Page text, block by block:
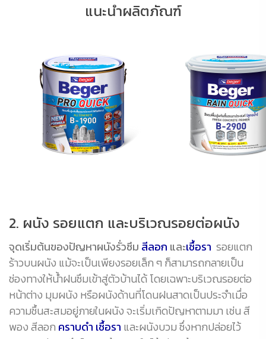
แนะนำผลิตภัณฑ์
2. ผนัง รอยแตก และบริเวณรอยต่อผนัง
จุดเริ่มต้นของปัญหาผนังรั่วซึม สีลอก และเชื้อรา รอยแตก
ร้าวบนผนัง แม้จะเป็นเพียงรอยเล็ก ๆ ก็สามารถกลายเป็น
ช่องทางให้น้ำฝนซึมเข้าสู่ตัวบ้านได้ โดยเฉพาะบริเวณรอยต่อ
หน้าต่าง มุมผนัง หรือผนังด้านที่โดนฝนสาดเป็นประจำเมื่อ
ความชื้นสะสมอยู่ภายในผนัง จะเริ่มเกิดปัญหาตามมา เช่น สี
พอง สีลอก คราบดำ เชื้อรา และผนังบวม ซึ่งหากปล่อยไว้